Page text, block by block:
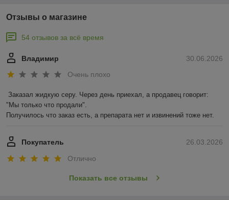
Отзывы о магазине
54 отзывов за всё время
30.06.2026
Владимир
Очень плохо
Заказал жидкую серу. Через день приехал, а продавец говорит:
"Мы только что продали".
Получилось что заказ есть, а препарата нет и извинений тоже нет.
26.03.2026
Покупатель
Отлично
Показать все отзывы